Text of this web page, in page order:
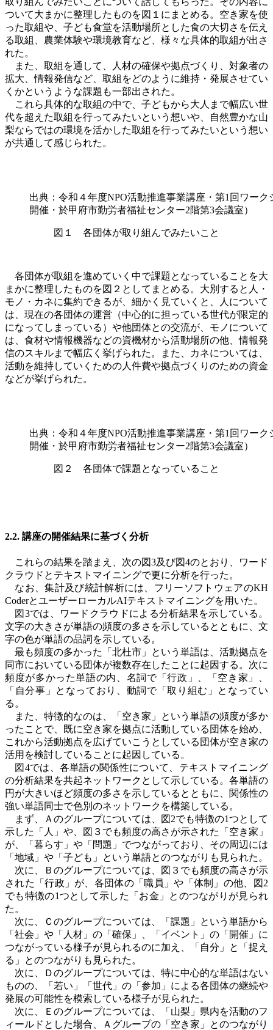
ついて大まかに整理したものを図１にまとめる。空き家を使
った取組や、子ども食堂を活動場所とした食の大切さを伝え
る取組、農業体験や環境教育など、様々な具体的取組が出さ
れた。
また、取組を通して、人材の確保や拠点づくり、対象者の
拡大、情報発信など、取組をどのように維持・発展させてい
くかというような課題も一部出された。
これら具体的な取組の中で、子どもから大人まで幅広い世
代を超えた取組を行ってみたいという想いや、自然豊かな山
梨ならではの環境を活かした取組を行ってみたいという想い
が共通して感じられた。
出典：令和４年度NPO活動推進事業講座・第1回ワーク
開催・於甲府市勤労者福祉センター2階第3会議室）
図１ 各団体が取り組んでみたいこと
各団体が取組を進めていく中で課題となっていることを大
まかに整理したものを図２としてまとめる。大別すると人・
モノ・カネに集約できるが、細かく見ていくと、人について
は、現在の各団体の運営（中心的に担っている世代が限定的
になってしまっている）や他団体との交流が、モノについて
は、食材や情報機器などの資機材から活動場所の他、情報発
信のスキルまで幅広く挙げられた。また、カネについては、
活動を維持していくための人件費や拠点づくりのための資金
などが挙げられた。
出典：令和４年度NPO活動推進事業講座・第1回ワーク
開催・於甲府市勤労者福祉センター2階第3会議室）
図２ 各団体で課題となっていること
2.2. 講座の開催結果に基づく分析
これらの結果を踏まえ、次の図3及び図4のとおり、ワード
クラウドとテキストマイニングで更に分析を行った。
なお、集計及び統計解析には、フリーソフトウェアのKH
CoderとユーザーローカルAIテキストマイニングを用いた。
図 3では、ワードクラウドによる分析結果を示している。
文字の大きさが単語の頻度の多さを示しているとともに、文
字の色が単語の品詞を示している。
最も頻度の多かった「北杜市」という単語は、活動拠点を
同市においている団体が複数存在したことに起因する。次に
頻度が多かった単語の内、名詞で「行政」、「空き家」、
「自分事」となっており、動詞で「取り組む」となってい
る。
また、特徴的なのは、「空き家」という単語の頻度が多か
ったことで、既に空き家を拠点に活動している団体を始め、
これから活動拠点を広げていこうとしている団体が空き家の
活用を検討していることに起因している。
図 4では、各単語の関係性について、テキストマイニング
の分析結果を共起ネットワークとして示している。各単語の
円が大きいほど頻度の多さを示しているとともに、関係性の
強い単語同士で色別のネットワークを構築している。
まず、Ａのグループについては、図 2でも特徴の1つとして
示した「人」や、図３でも頻度の高さが示された「空き家」
が、「暮らす」や「問題」でつながっており、その周辺には
「地域」や「子ども」という単語とのつながりも見られた。
次に、Ｂのグループについては、図３でも頻度の高さが示
された「行政」が、各団体の「職員」や「体制」の他、図 2
でも特徴の1つとして示した「お金」とのつながりが見られ
た。
次に、Ｃのグループについては、「課題」という単語から
「社会」や「人材」の「確保」、「イベント」の「開催」に
つながっている様子が見られるのに加え、「自分」と「捉え
る」とのつながりも見られた。
次に、Ｄのグループについては、特に中心的な単語はない
ものの、「若い」「世代」の「参加」による各団体の継続や
発展の可能性を模索している様子が見られた。
次に、Ｅのグループについては、「山梨」県内を活動のフ
ィールドとした場合、Ａグループの「空き家」とのつながり